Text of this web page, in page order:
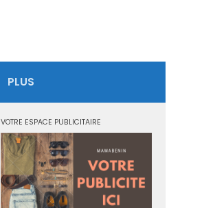
PLUS
VOTRE ESPACE PUBLICITAIRE